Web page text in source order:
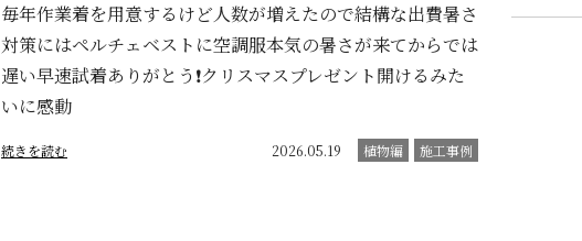
毎年作業着を用意するけど人数が増えたので結構な出費暑さ
対策にはペルチェベストに空調服本気の暑さが来てからでは
遅い早速試着ありがとう❗️クリスマスプレゼント開けるみた
いに感動
続きを読む 2026.05.19 植物編 施工事例